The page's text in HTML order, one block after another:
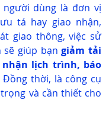
dùng là đơn vị
tá hay giao nhận,
giao thông, việc sử
sẽ giúp bạn giảm tải
lịch trình, báo
Đồng thời, là công cụ
và cần thiết cho